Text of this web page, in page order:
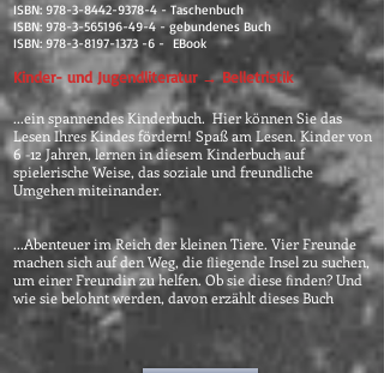
ISBN: 978-3-8442-9378-4- Taschenbuch
ISBN: 978-3-565196-49-4- gebundenes Buch
ISBN:978-3-8197-1373 -6 - EBook
Kinder- und Jugendliteratur →Belletristik
...ein spannendes Kinderbuch. Hier können Sie das
Lesen Ihres Kindes fördern! Spaß am Lesen. Kinder von
6 -12 Jahren, lernen in diesem Kinderbuch auf
spielerische Weise, das soziale und freundliche
Umgehen miteinander.
...Abenteuer im Reich der kleinen Tiere. Vier Freunde
machen sich auf den Weg, die ﬂiegende Insel zu suchen,
um einer Freundin zu helfen. Ob sie diese ﬁnden? Und
wie sie belohnt werden, davon erzählt dieses Buch